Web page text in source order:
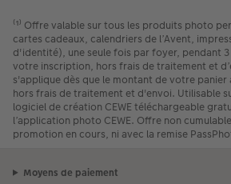
Parce qu’il vous est indispensable au
smartphone fait partie des objets qui ne
Nous avons pensé que vous aimeriez
entièrement personnalisé, et ce, grâce à
uniquement pour vous. Coques
ancore l'étui portefeuille : elle s’adapte à
de l’un de vos meilleurs souvenirs,
rappelle de beaux moments ou d’un
smartphone
⁽¹⁾ Offre valable sur tous les produits photo
cartes cadeaux, calendriers de l’Avent,
d'identité), une seule fois par foyer, pendant
votre inscription, hors frais de traitement et
s'applique dès que le montant de votre
hors frais de traitement et d'envoi. Utilisable
logiciel de création CEWE téléchargeable
l’application photo CEWE. Offre non
promotion en cours, ni avec la remise
Moyens de paiement